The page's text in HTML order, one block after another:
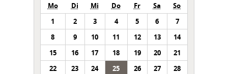
Mo Di Mi Do Fr Sa
So
1
2 3 4 5 6
7
8
9 10 11 12 13
14
15
16 17 18 19 20
21
22
23 24 25 26 27
28